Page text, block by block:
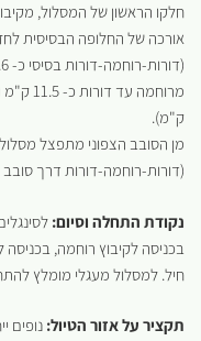
חלקו הראשון של המסלול, מקיבוץ
אורכה של החלופה הבסיסית לחזרה
ק"מ).
(דורות-רוחמה-דורות דרך סובב ברור
נקודת התחלה וסיום:
בכניסה לקיבוץ רוחמה,
חיל. למסלול מעגלי מומלץ
תקציר על אזור הטיול: נופים